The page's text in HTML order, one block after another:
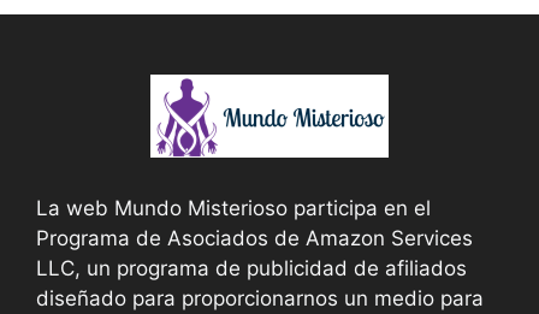
La web Mundo Misterioso participa en el
Programa de Asociados de Amazon Services
LLC, un programa de publicidad de afiliados
diseñado para proporcionarnos un medio para